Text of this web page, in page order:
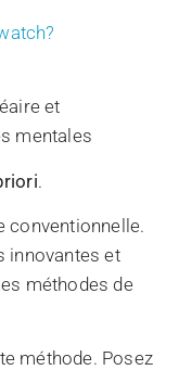
et
mentales
.
conventionnelle.
innovantes et
méthodes de
méthode. Posez